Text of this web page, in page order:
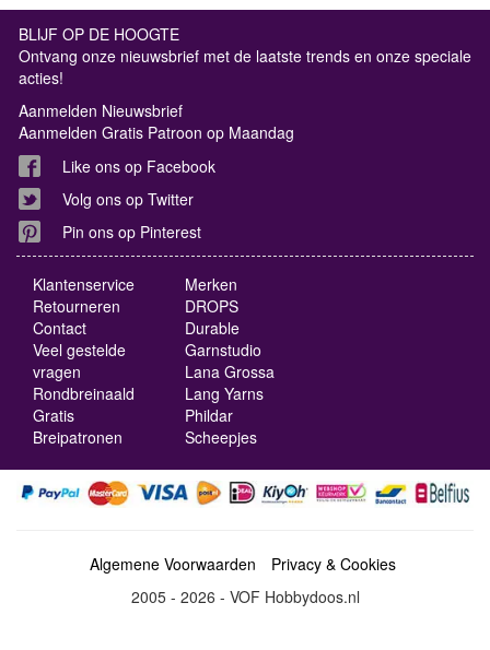
BLIJF OP DE HOOGTE
Ontvang onze nieuwsbrief met de laatste trends en onze speciale
acties!
Aanmelden Nieuwsbrief
Aanmelden Gratis Patroon op Maandag
Like ons op Facebook
Volg ons op Twitter
Pin ons op Pinterest
Klantenservice
Retourneren
Contact
Veel gestelde
vragen
Rondbreinaald
Gratis
Breipatronen
Merken
DROPS
Durable
Garnstudio
Lana Grossa
Lang Yarns
Phildar
Scheepjes
Algemene Voorwaarden
Privacy & Cookies
2005 - 2026 - VOF Hobbydoos.nl